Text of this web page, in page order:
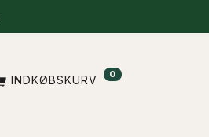
INDKØBSKURV 0